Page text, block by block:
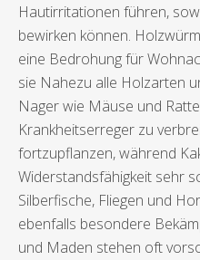
Hautirritationen führen,
bewirken können.
eine Bedrohung für
sie Nahezu alle Holzarten
Nager wie Mäuse und
Krankheitserreger zu
fortzupflanzen, während
Widerstandsfähigkeit sehr
Silberfische, Fliegen und
ebenfalls besondere
und Maden stehen oft